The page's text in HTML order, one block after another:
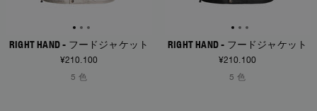
RIGHT HAND - フードジャケット
¥210.100
5 色
RIGHT HAND - フードジャケット
¥210.100
5 色